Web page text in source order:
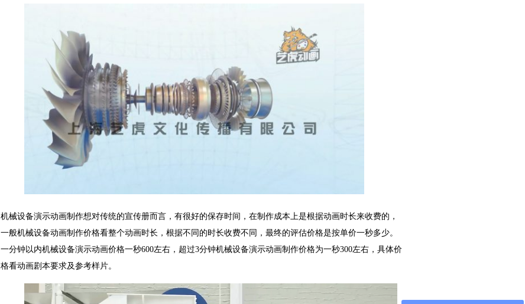
机械设备演示动画制作想对传统的宣传册而言，有很好的保存时间，在制作成本上是根据动画时长来收费的，
一般机械设备动画制作价格看整个动画时长，根据不同的时长收费不同，最终的评估价格是按单价一秒多少。
一分钟以内机械设备演示动画价格一秒600左右，超过3分钟机械设备演示动画制作价格为一秒300左右，具体价
格看动画剧本要求及参考样片。